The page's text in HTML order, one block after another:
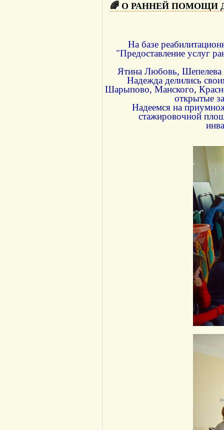
🌈 О РАННЕЙ ПОМОЩИ
На базе
"Предоставление услуг
Ятина Любовь,
Надежда делились
Шарыпово, Манского,
открытые
Надеемся на
стажировочной